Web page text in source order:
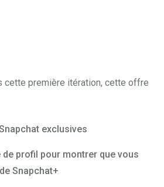
cette première itération, cette offre
exclusives
de profil pour montrer que vous
Snapchat+